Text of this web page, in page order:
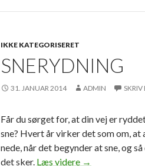
IKKE KATEGORISERET
SNERYDNING
31. JANUAR 2014 ADMIN
Får du sørget for, at din vej er
sne? Hvert år virker det som om,
nede, når det begynder at sne, og
det sker. Læs videre snerydning
→